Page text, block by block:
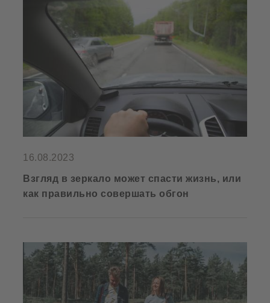
16.08.2023
Взгляд в зеркало может спасти жизнь, или
как правильно совершать обгон